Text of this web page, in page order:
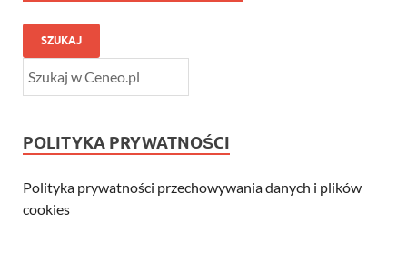
SZUKAJ
POLITYKA PRYWATNOŚCI
Polityka prywatności przechowywania danych i plików
cookies